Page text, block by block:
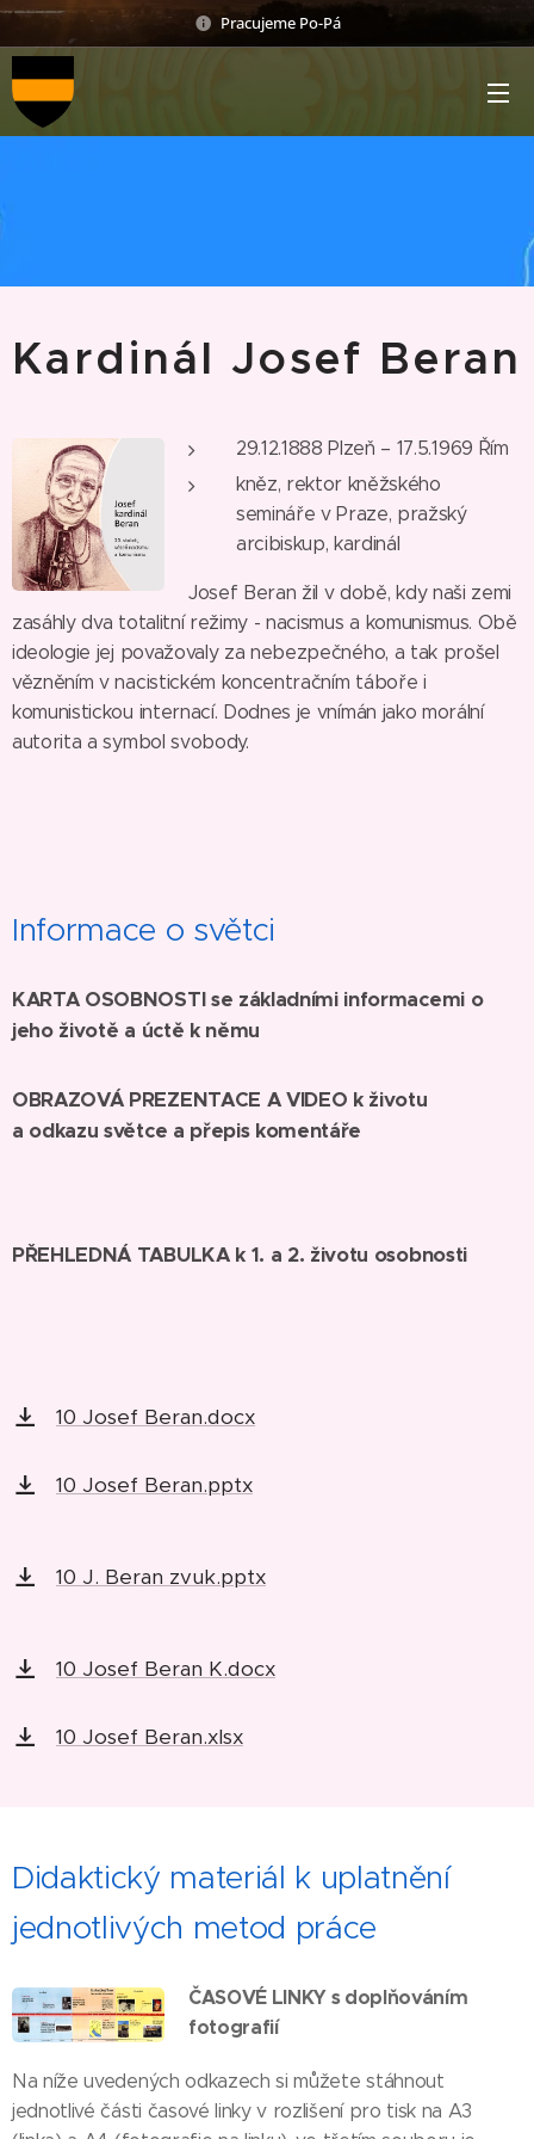
Pracujeme Po-Pá
Kardinál Josef Beran
29.12.1888 Plzeň – 17.5.1969 Řím
kněz, rektor kněžského
semináře v Praze, pražský
arcibiskup, kardinál
Josef Beran žil v době, kdy naši zemi
zasáhly dva totalitní režimy - nacismus a komunismus. Obě
ideologie jej považovaly za nebezpečného, a tak prošel
vězněním v nacistickém koncentračním táboře i
komunistickou internací. Dodnes je vnímán jako morální
autorita a symbol svobody.
Informace o světci
KARTA OSOBNOSTI se základními informacemi o
jeho životě a úctě k němu
OBRAZOVÁ PREZENTACE A VIDEO k životu
a odkazu světce a přepis komentáře
PŘEHLEDNÁ TABULKA k 1. a 2. životu osobnosti
10 Josef Beran.docx
10 Josef Beran.pptx
10 J. Beran zvuk.pptx
10 Josef Beran K.docx
10 Josef Beran.xlsx
Didaktický materiál k uplatnění
jednotlivých metod práce
ČASOVÉ LINKY s doplňováním
fotografií
Na níže uvedených odkazech si můžete stáhnout
jednotlivé části časové linky v rozlišení pro tisk na A3